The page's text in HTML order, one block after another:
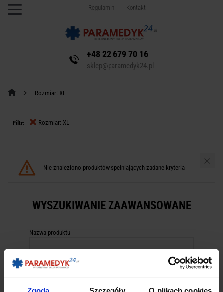
Zgoda Szczegóły O plikach cookies
Regulamin Kontakt
+48 22 679 70 16
sklep@paramedyk24.pl
Rozmiar: XL
Filtr: Rozmiar: XL
Nie znaleziono produktów spełniających zadane kryteria
WYSZUKIWANIE ZAAWANSOWANE
Nazwa produktu